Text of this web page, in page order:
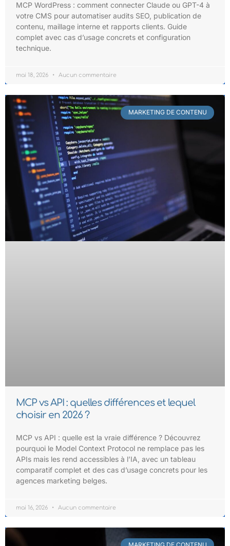
MCP WordPress : comment connecter Claude ou GPT-4 à
votre CMS pour automatiser audits SEO, publication de
contenu, maillage interne et rapports clients. Guide
complet avec cas d’usage concrets et configuration
technique.
mai 18, 2026 Aucun commentaire
MARKETING DE CONTENU
MCP vs API : quelles différences et lequel
choisir en 2026 ?
MCP vs API : quelle est la vraie différence ? Découvrez
pourquoi le Model Context Protocol ne remplace pas les
APIs mais les rend accessibles à l’IA, avec un tableau
comparatif complet et des cas d’usage concrets pour les
agences marketing belges.
mai 16, 2026 Aucun commentaire